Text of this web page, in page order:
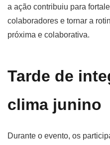
a ação contribuiu para
colaboradores e tornar a
próxima e colaborativa.
Tarde de
clima junino
Durante o evento, os